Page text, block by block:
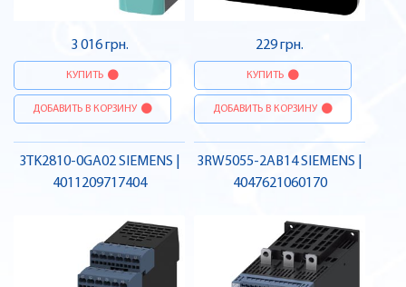
3 016 грн.
КУПИТЬ
ДОБАВИТЬ В КОРЗИНУ
229 грн.
КУПИТЬ
ДОБАВИТЬ В КОРЗИНУ
3TK2810-0GA02 SIEMENS |
4011209717404
3RW5055-2AB14 SIEMENS |
4047621060170